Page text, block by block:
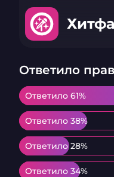
Ответило
Ответило 61%
Ответило 61%
Ответило 38%
Ответило 38%
Ответило 28%
Ответило 28%
Ответило 34%
Ответило 34%